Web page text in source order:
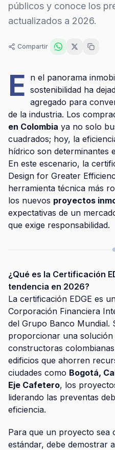
públicos y conoce los
actualizados a 2026.
Compartir
E n el panorama
sostenibilidad ha
agregado para
de la industria. Los
en Colombia ya no solo
cuadrados; hoy, la
hídrico son determinantes
En este escenario, la
Design for Greater
herramienta técnica más
los nuevos proyectos
expectativas de un
que exige responsabilidad.
¿Qué es la Certificación
tendencia en 2026?
La certificación EDGE es
Corporación Financiera
del Grupo Banco Mundial.
proporcionar una solución
constructoras
edificios que ahorren
ciudades como Bogotá,
Eje Cafetero, los
liderando las preventas
eficiencia.
Para que un proyecto sea
estándar, debe demostrar